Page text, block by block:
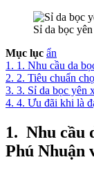
Sỉ da bọc
Mục lục ẩn
1. 1. Nhu cầu da
2. 2. Tiêu chuẩn
3. 3. Sỉ da bọc yên
4. 4. Ưu đãi khi là
1. Nhu cầu
Phú Nhuận